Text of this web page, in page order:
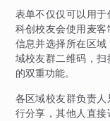
表单不仅仅可以用
科创校友会使用麦
信息并选择所在区
域校友群二维码，
的双重功能。
各区域校友群负责
行分享，其他人直